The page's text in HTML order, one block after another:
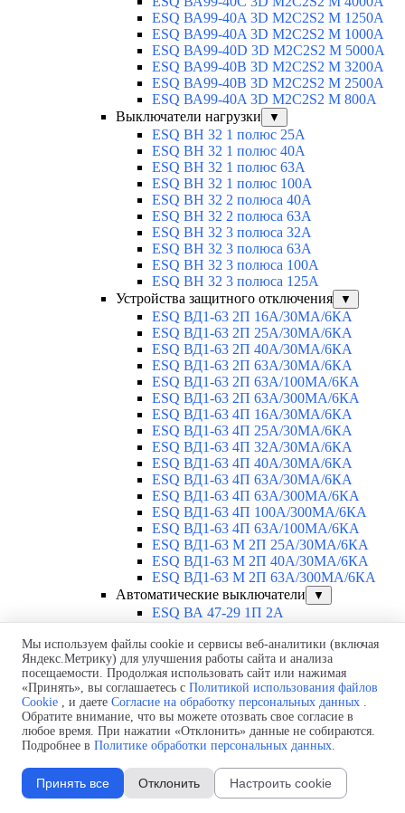
ESQ ВА99-40A 3D M2C2S2 M 1250A
ESQ ВА99-40A 3D M2C2S2 M 1000A
ESQ ВА99-40D 3D M2C2S2 M 5000A
ESQ ВА99-40B 3D M2C2S2 M 3200A
ESQ ВА99-40B 3D M2C2S2 M 2500A
ESQ ВА99-40A 3D M2C2S2 M 800A
Выключатели нагрузки
▼
ESQ ВН 32 1 полюс 25А
ESQ ВН 32 1 полюс 40А
ESQ ВН 32 1 полюс 63А
ESQ ВН 32 1 полюс 100A
ESQ ВН 32 2 полюса 40А
ESQ ВН 32 2 полюса 63А
ESQ ВН 32 3 полюса 32А
ESQ ВН 32 3 полюса 63А
ESQ ВН 32 3 полюса 100А
ESQ ВН 32 3 полюса 125А
Устройства защитного отключения
▼
ESQ ВД1-63 2П 16А/30МА/6КА
ESQ ВД1-63 2П 25А/30МА/6КА
ESQ ВД1-63 2П 40А/30МА/6КА
ESQ ВД1-63 2П 63А/30МА/6КА
ESQ ВД1-63 2П 63А/100МА/6КА
ESQ ВД1-63 2П 63А/300МА/6КА
ESQ ВД1-63 4П 16А/30МА/6КА
ESQ ВД1-63 4П 25А/30МА/6КА
ESQ ВД1-63 4П 32А/30МА/6КА
ESQ ВД1-63 4П 40А/30МА/6КА
ESQ ВД1-63 4П 63А/30МА/6КА
ESQ ВД1-63 4П 63А/300МА/6КА
ESQ ВД1-63 4П 100А/300МА/6КА
ESQ ВД1-63 4П 63А/100MA/6КА
ESQ ВД1-63 M 2П 25А/30МА/6КА
ESQ ВД1-63 M 2П 40А/30МА/6КА
ESQ ВД1-63 M 2П 63А/300МА/6КА
Автоматические выключатели
▼
ESQ ВА 47-29 1П 2А
ESQ ВА 47-29 1П 4А
ESQ ВА 47-29 1П 6А
ESQ ВА 47-29 1П 10А
ESQ ВА 47-29 1П 16А
ESQ ВА 47-29 1П 20А
ESQ ВА 47-29 1П 25А
ESQ ВА 47-29 1П 32А
ESQ ВА 47-29 1П 50А
ESQ ВА 47-29 1П 63А
Мы используем файлы cookie и сервисы веб-аналитики (включая
Яндекс.Метрику) для улучшения работы сайта и анализа
посещаемости. Продолжая использовать сайт или нажимая
«Принять», вы соглашаетесь с Политикой использования файлов
Cookie , и даете Согласие на обработку персональных данных .
Обратите внимание, что вы можете отозвать свое согласие в
любое время. При нажатии «Отклонить» данные не собираются.
Подробнее в Политике обработки персональных данных.
Принять все Отклонить Настроить cookie